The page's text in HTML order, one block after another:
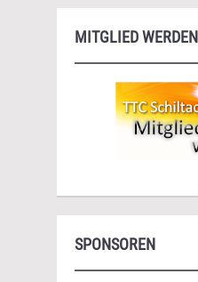
MITGLIED WERDEN
SPONSOREN